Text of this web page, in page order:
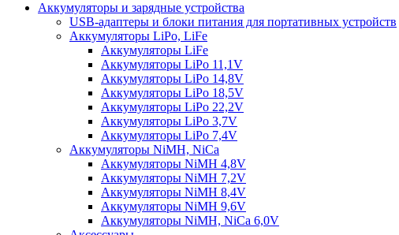
Аккумуляторы и зарядные устройства
USB-адаптеры и блоки питания для портативных устройств
Аккумуляторы LiPo, LiFe
Аккумуляторы LiFe
Аккумуляторы LiPo 11,1V
Аккумуляторы LiPo 14,8V
Аккумуляторы LiPo 18,5V
Аккумуляторы LiPo 22,2V
Аккумуляторы LiPo 3,7V
Аккумуляторы LiPo 7,4V
Аккумуляторы NiMH, NiCa
Аккумуляторы NiMH 4,8V
Аккумуляторы NiMH 7,2V
Аккумуляторы NiMH 8,4V
Аккумуляторы NiMH 9,6V
Аккумуляторы NiMH, NiCa 6,0V